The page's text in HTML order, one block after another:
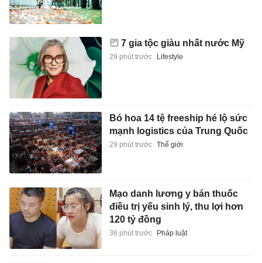
7 gia tộc giàu nhất nước Mỹ
29 phút trước Lifestyle
Bó hoa 14 tệ freeship hé lộ sức
mạnh logistics của Trung Quốc
29 phút trước Thế giới
Mạo danh lương y bán thuốc
điều trị yếu sinh lý, thu lợi hơn
120 tỷ đồng
36 phút trước Pháp luật